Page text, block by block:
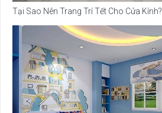
Tại Sao Nên Trang Trí Tết Cho Cửa Kính?